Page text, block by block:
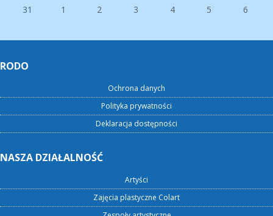
31
1 2 3 4 5 6
RODO
Ochrona danych
Polityka prywatności
Deklaracja dostępności
NASZA DZIAŁALNOŚĆ
Artyści
Zajęcia plastyczne Colart